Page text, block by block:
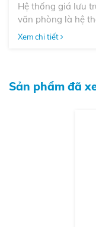
Hệ thống giá lưu
văn phòng là hệ
lưu trữ có thể tiết
khoa học nhất
Xem chi tiết
Sản phẩm đã